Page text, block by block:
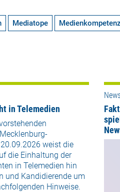
Mediatope Medienkompetenz
in Telemedien
weist die
die Einhaltung der
in Telemedien hin
und Kandidierende um
Hinweise.